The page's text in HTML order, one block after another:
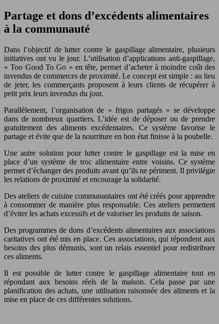
Partage et dons d’excédents alimentaires
à la communauté
Dans l’objectif de lutter contre le gaspillage alimentaire, plusieurs
initiatives ont vu le jour. L’utilisation d’applications anti-gaspillage,
« Too Good To Go » en tête, permet d’acheter à moindre coût des
invendus de commerces de proximité. Le concept est simple : au lieu
de jeter, les commerçants proposent à leurs clients de récupérer à
petit prix leurs invendus du jour.
Parallèlement, l’organisation de « frigos partagés » se développe
dans de nombreux quartiers. L’idée est de déposer ou de prendre
gratuitement des aliments excédentaires. Ce système favorise le
partage et évite que de la nourriture en bon état finisse à la poubelle.
Une autre solution pour lutter contre le gaspillage est la mise en
place d’un système de troc alimentaire entre voisins. Ce système
permet d’échanger des produits avant qu’ils ne périment. Il privilégie
les relations de proximité et encourage la solidarité.
Des ateliers de cuisine communautaires ont été créés pour apprendre
à consommer de manière plus responsable. Ces ateliers permettent
d’éviter les achats excessifs et de valoriser les produits de saison.
Des programmes de dons d’excédents alimentaires aux associations
caritatives ont été mis en place. Ces associations, qui répondent aux
besoins des plus démunis, sont un relais essentiel pour redistribuer
ces aliments.
Il est possible de lutter contre le gaspillage alimentaire tout en
répondant aux besoins réels de la maison. Cela passe par une
planification des achats, une utilisation raisonnée des aliments et la
mise en place de ces différentes solutions.